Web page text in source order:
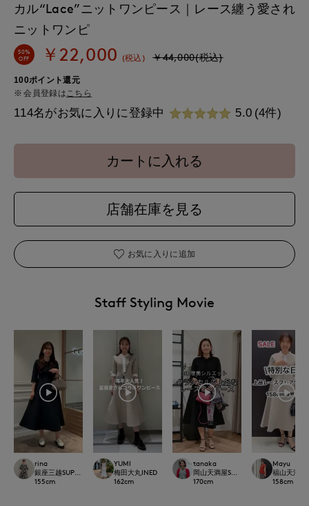
カル“Lace”ニットワンピース｜レース纏う愛され
ニットワンピ
50%
OFF
￥22,000 (税込) ￥44,000(税込)
100ポイント還元
会員登録は こちら
114名がお気に入りに登録中 5.0 (4件)
カートに入れる
店舗在庫を見る
お気に入りに追加
Staff Styling Movie
rina
銀座三越SUPERIOR CLOSET GINZA
155cm
YUMI
梅田大丸INED
162cm
tanaka
岡山天満屋SUPERIORCLOSET
170cm
Mayu
福山天満
158cm